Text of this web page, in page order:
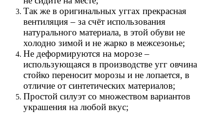
Так же в оригинальных уггах прекрасная
вентиляция – за счёт использования
натурального материала, в этой обуви не
холодно зимой и не жарко в межсезонье;
Не деформируются на морозе –
использующаяся в производстве угг овчина
стойко переносит морозы и не лопается, в
отличие от синтетических материалов;
Простой силуэт со множеством вариантов
украшения на любой вкус;